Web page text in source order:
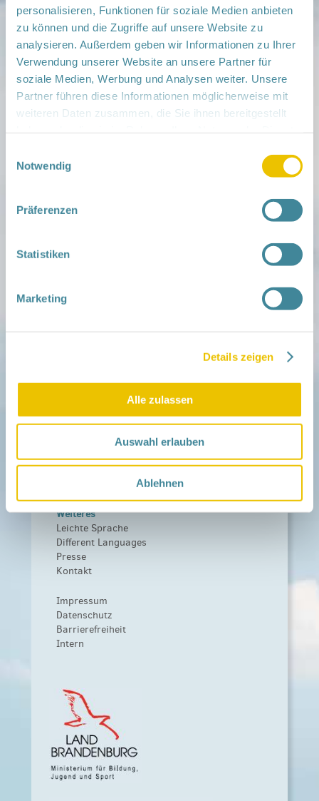
personalisieren, Funktionen für soziale Medien anbieten
zu können und die Zugriffe auf unsere Website zu
analysieren. Außerdem geben wir Informationen zu Ihrer
Verwendung unserer Website an unsere Partner für
soziale Medien, Werbung und Analysen weiter. Unsere
Partner führen diese Informationen möglicherweise mit
weiteren Daten zusammen, die Sie ihnen bereitgestellt
Notwendig
Präferenzen
Statistiken
Marketing
Details zeigen
Alle zulassen
Auswahl erlauben
Ablehnen
teilen
Weitere Infos:
› Zum Regionalnetzwerk ...
iCal•
in der Schwangerschaft
Netzwerk-Kompass
Aktuelles
Netzwerk-Nachrichten
Das Familienhandbuch
Träger und Förderer
Kooperationen
Förderer werden / Spenden
Weiteres
Leichte Sprache
Different Languages
Presse
Kontakt
Impressum
Datenschutz
Barrierefreiheit
Intern